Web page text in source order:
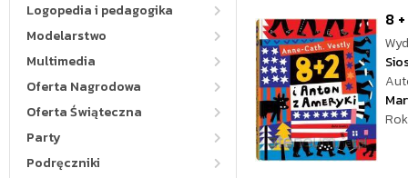
Logopedia i pedagogika
Modelarstwo
Multimedia
Oferta Nagrodowa
Oferta Świąteczna
Party
Podręczniki
8